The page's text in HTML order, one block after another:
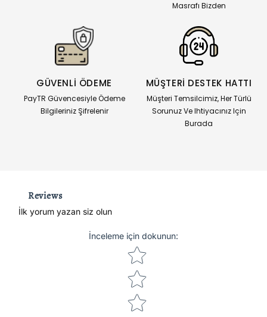
Masrafı Bizden
GÜVENLİ ÖDEME
PayTR Güvencesiyle Ödeme
Bilgileriniz Şifrelenir
MÜŞTERİ DESTEK HATTI
Müşteri Temsilcimiz, Her Türlü
Sorunuz Ve Ihtiyacınız Için
Burada
Reviews
İlk yorum yazan siz olun
İnceleme için dokunun:
Star rating